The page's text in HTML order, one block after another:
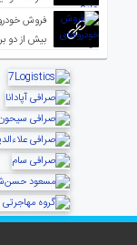
فروش
بیش از دو